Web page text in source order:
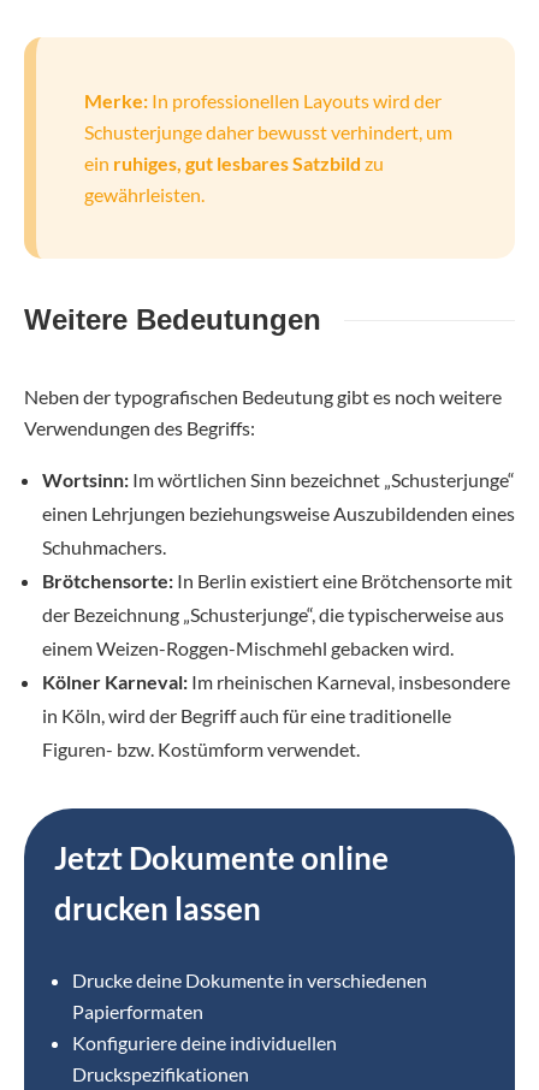
Merke: In professionellen Layouts wird der
Schusterjunge daher bewusst verhindert, um
ein ruhiges, gut lesbares Satzbild zu
gewährleisten.
Weitere Bedeutungen
Neben der typografischen Bedeutung gibt es noch weitere
Verwendungen des Begriffs:
Wortsinn: Im wörtlichen Sinn bezeichnet „Schusterjunge“
einen Lehrjungen beziehungsweise Auszubildenden eines
Schuhmachers.
Brötchensorte: In Berlin existiert eine Brötchensorte mit
der Bezeichnung „Schusterjunge“, die typischerweise aus
einem Weizen-Roggen-Mischmehl gebacken wird.
Kölner Karneval: Im rheinischen Karneval, insbesondere
in Köln, wird der Begriff auch für eine traditionelle
Figuren- bzw. Kostümform verwendet.
Jetzt Dokumente online
drucken lassen
Drucke deine Dokumente in verschiedenen
Papierformaten
Konfiguriere deine individuellen
Druckspezifikationen